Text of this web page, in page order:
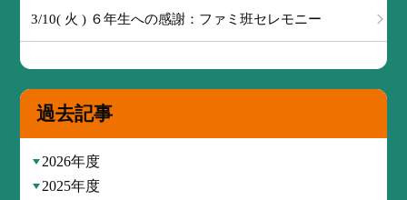
3/10( 火 ) ６年生への感謝：ファミ班セレモニー
過去記事
2026年度
2025年度